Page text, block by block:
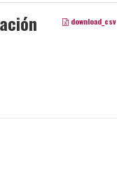
download_csv